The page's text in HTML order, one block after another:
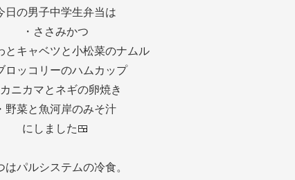
日の男子中学生弁当は
・ささみかつ
とキャベツと小松菜のナムル
ロッコリーのハムカップ
カニカマとネギの卵焼き
・野菜と魚河岸のみそ汁
にしました🍱
はパルシステムの冷食。